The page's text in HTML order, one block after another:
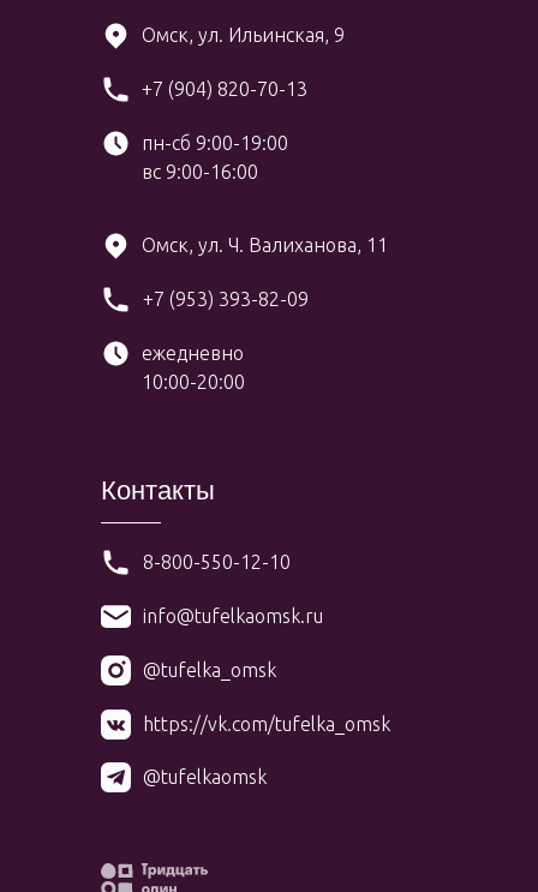
+7 (904) 820-70-13
пн-сб 9:00-19:00
вс 9:00-16:00
Омск, ул. Ильинская, 9
+7 (953) 393-82-09
ежедневно
10:00-20:00
Омск, ул. Ч. Валиханова, 11
Контакты
@tufelka_omsk
https://vk.com/tufelka_omsk
@tufelkaomsk
8-800-550-12-10
info@tufelkaomsk.ru